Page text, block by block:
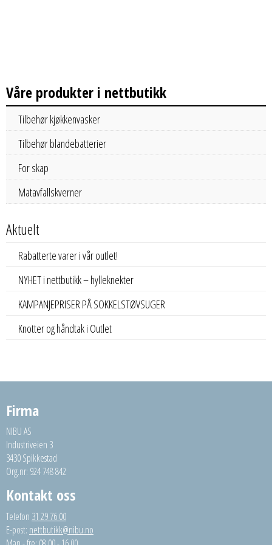
Våre produkter i nettbutikk
Tilbehør kjøkkenvasker
Tilbehør blandebatterier
For skap
Matavfallskverner
Aktuelt
Rabatterte varer i vår outlet!
NYHET i nettbutikk – hylleknekter
KAMPANJEPRISER PÅ SOKKELSTØVSUGER
Knotter og håndtak i Outlet
Firma
NIBU AS
Industriveien 3
3430 Spikkestad
Org.nr: 924 748 842
Kontakt oss
Telefon 31 29 76 00
E-post: nettbutikk@nibu.no